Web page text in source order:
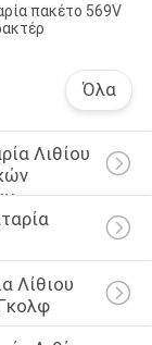
πακέτο 569V
Όλα
Λιθίου
Λίθιου